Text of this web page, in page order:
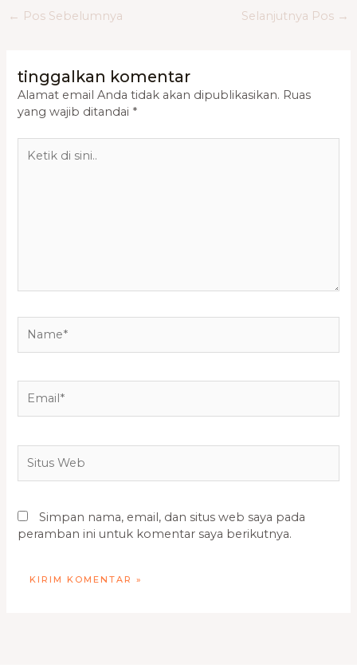
← Pos Sebelumnya Selanjutnya Pos →
tinggalkan komentar
Alamat email Anda tidak akan dipublikasikan. Ruas
yang wajib ditandai *
Web
Simpan nama, email, dan situs web saya pada
peramban ini untuk komentar saya berikutnya.